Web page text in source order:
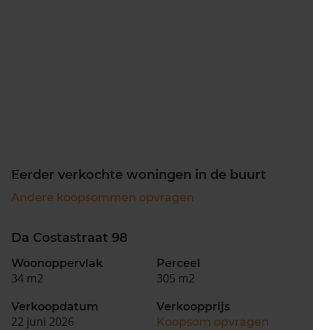
Eerder verkochte woningen in de buurt
Andere koopsommen opvragen
Da Costastraat 98
Woonoppervlak
34 m2
Perceel
305 m2
Verkoopdatum
22 juni 2026
Verkoopprijs
Koopsom opvragen